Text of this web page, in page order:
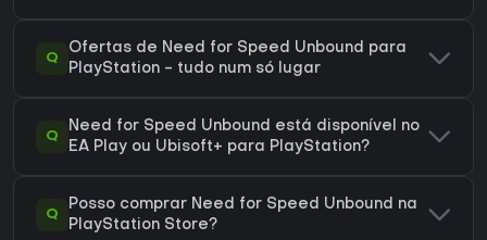
Q
Ofertas de Need for Speed Unbound para
PlayStation - tudo num só lugar
Q
Need for Speed Unbound está disponível no
EA Play ou Ubisoft+ para PlayStation?
Q
Posso comprar Need for Speed Unbound na
PlayStation Store?